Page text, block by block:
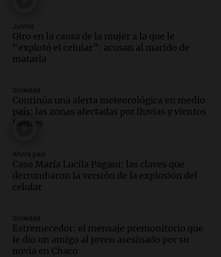
adelantó su show en Rosario.
Viva la Radio Rosario
Episodios
en suspenso a hombre por simular robo
de recaudación en San Luis
Panorama Federal
Episodios
ayuda por problemas de fertilidad y la
ostentación de millonarios
Amamos Argentina
Episodios
avanza con testimonios clave sobre el
accidente en Villa Dolores
Panorama Federal
Episodios
Juntos
Giro en la causa de la mujer a la que le
“explotó el celular”: acusan al marido de
matarla
Sociedad
Continúa una alerta meteorológica en medio
país: las zonas afectadas por lluvias y vientos
fuertes
Ahora país
Caso María Lucila Pagani: las claves que
derrumbaron la versión de la explosión del
celular
Sociedad
Estremecedor: el mensaje premonitorio que
le dio un amigo al joven asesinado por su
novia en Chaco